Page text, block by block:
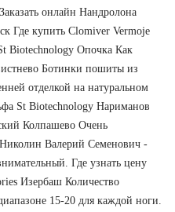
онлайн Нандролона
Где купить Clomiver Vermoje
Biotechnology Опочка Как
Ботинки пошиты из
отделкой на натуральном
St Biotechnology Нариманов
Колпашево Очень
Валерий Семенович -
Где узнать цену
Изербаш Количество
15-20 для каждой ноги.